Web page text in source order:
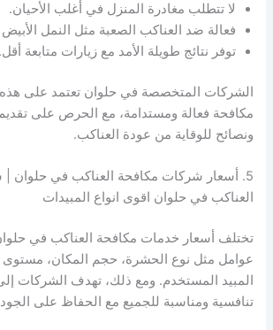
لا تتطلب مغادرة المنزل في أغلب الأحيان.
فعالة ضد العناكب الصعبة مثل النمل
توفر نتائج طويلة الأمد مع زيارات متابعة أقل.
الشركات المتخصصة في حلوان تعتمد على
مكافحة فعالة ومستدامة، مع الحرص على تقديم
ونصائح للوقاية من عودة العناكب.
5. أسعار شركات مكافحة العناكب في حلوان
العناكب في حلوان اقوى انواع المبيدات
تختلف أسعار خدمات مكافحة العناكب في
عوامل مثل نوع الحشرة، حجم المكان، مستوى
المبيد المستخدم. ومع ذلك، تهدف الشركات
تنافسية ومناسبة للجميع مع الحفاظ على